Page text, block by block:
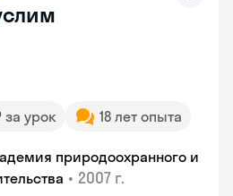
за урок 18 лет опыта
природоохранного и
• 2007 г.